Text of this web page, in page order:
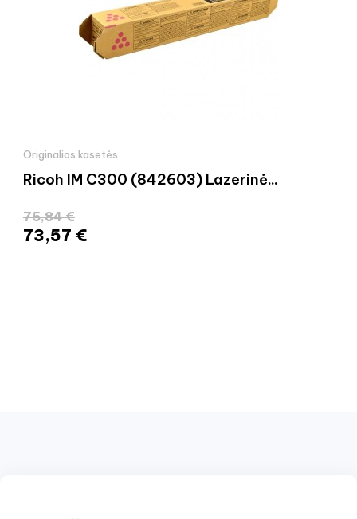
Originalios kasetės
Ricoh IM C300 (842603) Lazerinė...
75,84 €
73,57 €